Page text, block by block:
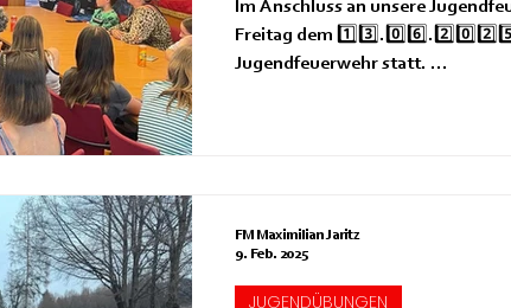
Im Anschluss an unsere
Freitag dem
Jugendfeuerwehr statt. ...
JUGENDÜBUNGEN
FM Maximilian Jaritz
9. Feb. 2025